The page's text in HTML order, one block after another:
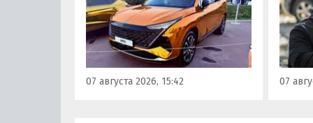
на автомобильном фестивале
«ПроДвижение» на ВДНХ в
Москве в числе прочих
моделей «Москвича» был
представлен семиместный
кроссовер М90.
07 августа 2026, 15:42
всего
07